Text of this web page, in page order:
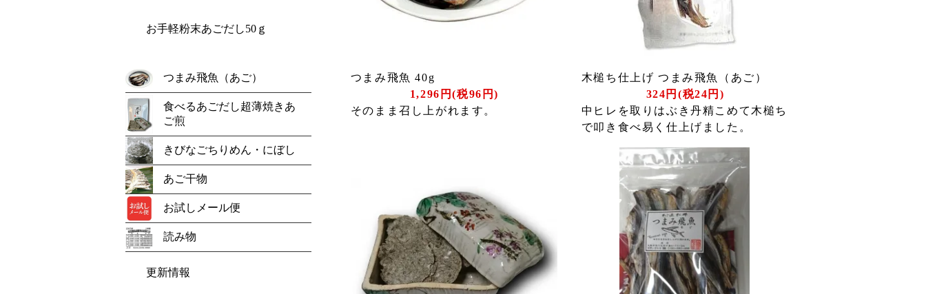
つまみ飛魚 40g
1,296円(税96円)
そのまま召し上がれます。
木槌ち仕上げ つまみ飛魚（あご）
324円(税24円)
中ヒレを取りはぶき丹精こめて木槌ち
で叩き食べ易く仕上げました。
お手軽粉末あごだし50ｇ
つまみ飛魚（あご）
食べるあごだし超薄焼きあ
ご煎
きびなごちりめん・にぼし
あご干物
お試しメール便
読み物
更新情報